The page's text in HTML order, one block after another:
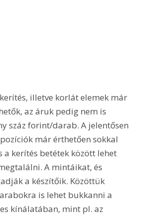
illetve korlát elemek már
az áruk pedig nem is
száz forint/darab. A jelentősen
már érthetően sokkal
a kerítés betétek között lehet
A mintáikat, és
a készítőik. Közöttük
is lehet bukkanni a
kínálatában, mint pl. az